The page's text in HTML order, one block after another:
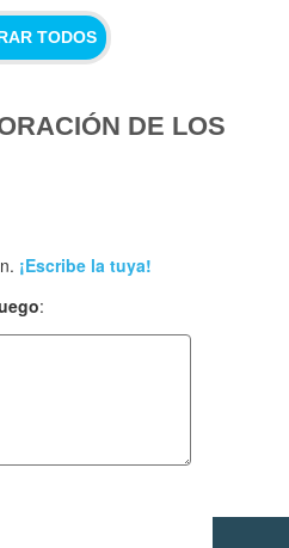
TODOS
DE LOS
¡Escribe la tuya!
: